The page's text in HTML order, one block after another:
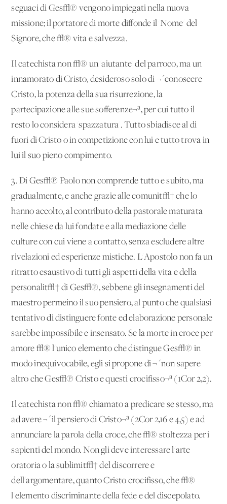
seguaci di Ges√π vengono impiegati nella nuova
missione; il portatore di morte diffonde il 'Nome' del
Signore, che √® vita e salvezza.
Il catechista non √® un 'aiutante' del parroco, ma un
innamorato di Cristo, desideroso solo di ¬´conoscere
Cristo, la potenza della sua risurrezione, la
partecipazione alle sue sofferenze¬ª, per cui tutto il
resto lo considera 'spazzatura'. Tutto sbiadisce al di
fuori di Cristo o in competizione con lui e tutto trova in
lui il suo pieno compimento.
3. Di Ges√π Paolo non comprende tutto e subito, ma
gradualmente, e anche grazie alle comunit√† che lo
hanno accolto, al contributo della pastorale maturata
nelle chiese da lui fondate e alla mediazione delle
culture con cui viene a contatto, senza escludere altre
rivelazioni ed esperienze mistiche. L'Apostolo non fa un
ritratto esaustivo di tutti gli aspetti della vita e della
personalit√† di Ges√π, sebbene gli insegnamenti del
maestro permeino il suo pensiero, al punto che qualsiasi
tentativo di distinguere fonte ed elaborazione personale
sarebbe impossibile e insensato. Se la morte in croce per
amore √® l'unico elemento che distingue Ges√π in
modo inequivocabile, egli si propone di ¬´non sapere
altro che Ges√π Cristo e questi crocifisso¬ª (1Cor 2,2).
Il catechista non √® chiamato a predicare se stesso, ma
ad avere ¬´il pensiero di Cristo¬ª (2Cor 2,16 e 4,5) e ad
annunciare la parola della croce, che √® stoltezza per i
sapienti del mondo. Non gli deve interessare l'arte
oratoria o la sublimit√† del discorrere e
dell'argomentare, quanto Cristo crocifisso, che √®
l'elemento discriminante della fede e del discepolato.